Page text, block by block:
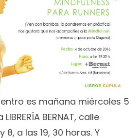
es mañana miércoles 5
BERNAT, calle
8, a las 19, 30 horas. Y